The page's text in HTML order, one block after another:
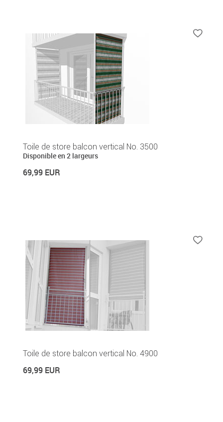
Toile de store balcon vertical No. 3500
Disponible en 2 largeurs
69,99 EUR
Toile de store balcon vertical No. 4900
69,99 EUR